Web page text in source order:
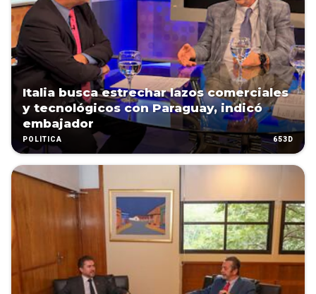
Italia busca estrechar lazos comerciales
y tecnológicos con Paraguay, indicó
embajador
POLÍTICA 653D